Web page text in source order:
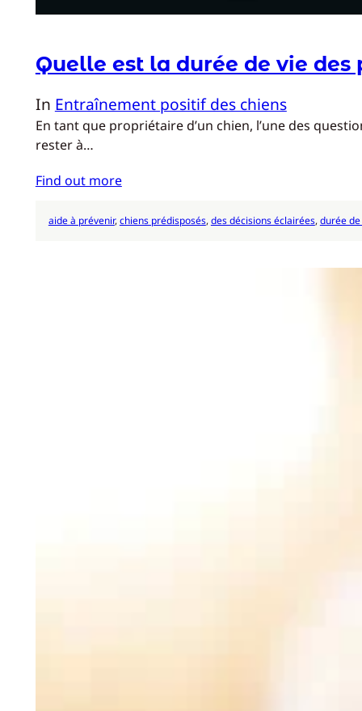
Quelle est la durée de vie des
In Entraînement positif des chiens
En tant que propriétaire d’un chien, l’une des
rester à…
Find out more
aide à prévenir, chiens prédisposés, des décisions éclairées, durée